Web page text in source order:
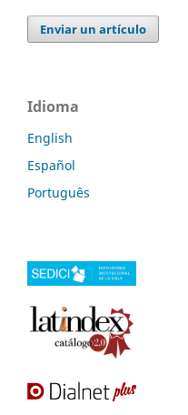
Enviar un artículo
Idioma
English
Español
Português